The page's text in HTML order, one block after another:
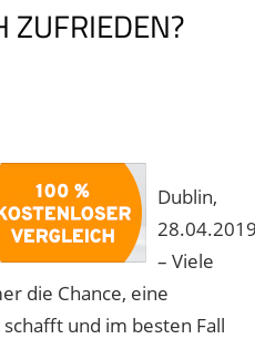
ZUFRIEDEN?
Dublin,
– Viele
die Chance, eine
und im besten Fall